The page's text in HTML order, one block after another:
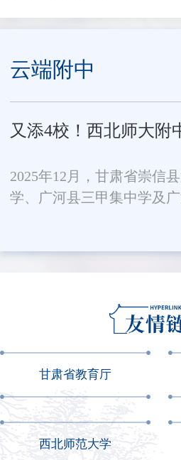
云端附中
又添4校！西北师大附
2025年12月，甘肃省崇信
学、广河县三甲集中学及
甘肃省教育厅
西北师范大学